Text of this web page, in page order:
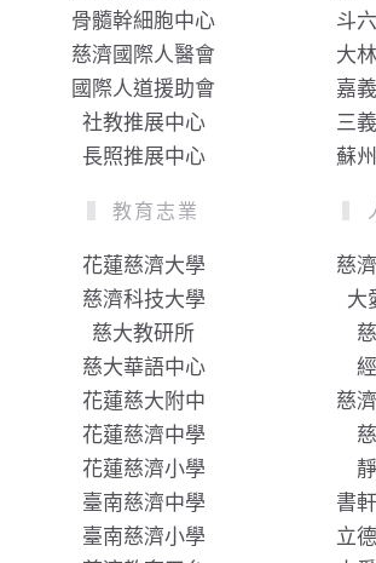
骨髓幹細胞中心
慈濟國際人醫會
國際人道援助會
社教推展中心
長照推展中心
斗
大
嘉
三
蘇
教育志業
花蓮慈濟大學
慈濟科技大學
慈大教研所
慈大華語中心
花蓮慈大附中
花蓮慈濟中學
花蓮慈濟小學
臺南慈濟中學
臺南慈濟小學
慈
大
慈
書
立